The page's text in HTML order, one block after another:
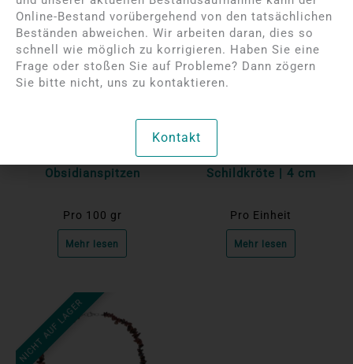
um die Preise anzuzeigen
Obsidianspitzen
Pro 100 gr
Mehr lesen
um die Preise anzuzeigen
Mahagoni Obsidian
Schildkröte | 4 cm
Pro Einheit
Mehr lesen
NICHT AUF LAGER
Online-Bestand vorübergehend von den tatsächlichen
Beständen abweichen. Wir arbeiten daran, dies so
schnell wie möglich zu korrigieren. Haben Sie eine
Frage oder stoßen Sie auf Probleme? Dann zögern
Sie bitte nicht, uns zu kontaktieren.
Kontakt